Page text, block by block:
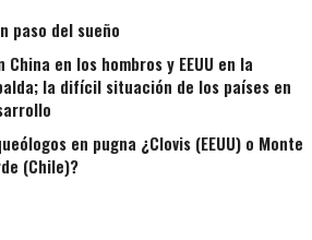
paso del sueño
China en los hombros y EEUU en la
la difícil situación de los países en
en pugna ¿Clovis (EEUU) o Monte
(Chile)?